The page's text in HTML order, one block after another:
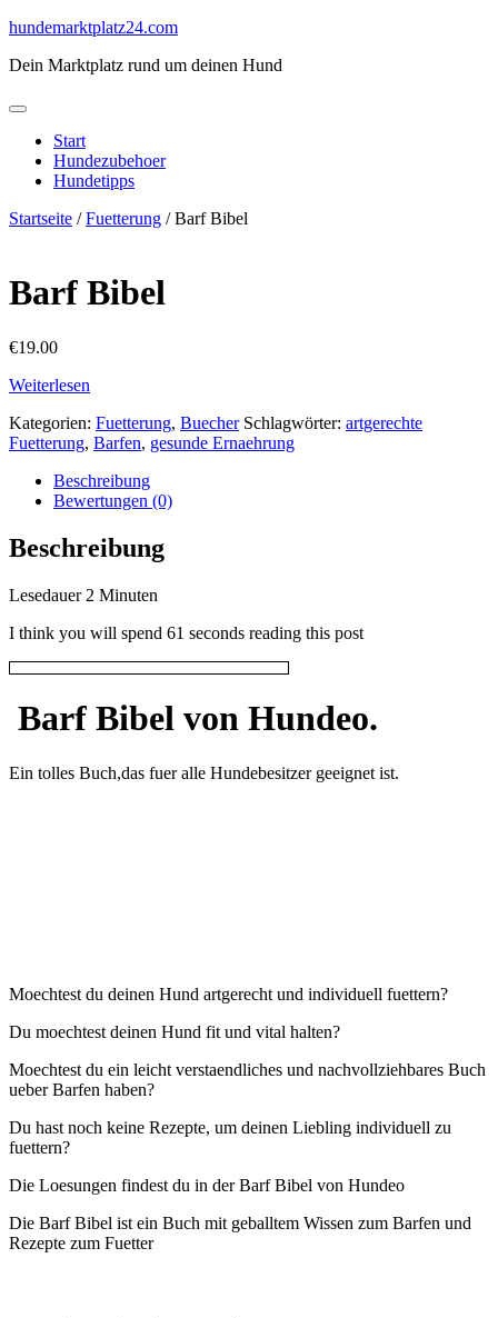
Skip
content
hundemarktplatz24.com
Dein Marktplatz rund um deinen Hund
Start
Hundezubehoer
Hundetipps
Startseite /Fuetterung / Barf Bibel
Barf Bibel
€19.00
Weiterlesen
Kategorien: Fuetterung, Buecher Schlagwörter: artgerechte
Fuetterung, Barfen, gesunde Ernaehrung
Beschreibung
Bewertungen (0)
Beschreibung
Lesedauer 2 Minuten
I think you will spend 61 seconds reading this post
Barf Bibel von Hundeo.
Ein tolles Buch,das fuer alle Hundebesitzer geeignet ist.
Moechtest du deinen Hund artgerecht und individuell fuettern?
Du moechtest deinen Hund fit und vital halten?
Moechtest du ein leicht verstaendliches und nachvollziehbares Buch
ueber Barfen haben?
Du hast noch keine Rezepte, um deinen Liebling individuell zu
fuettern?
Die Loesungen findest du in der Barf Bibel von Hundeo
Die Barf Bibel ist ein Buch mit geballtem Wissen zum Barfen und
Rezepte zum Fuetter